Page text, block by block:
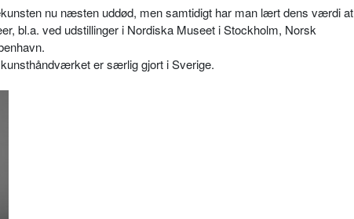
nu næsten uddød, men samtidigt har man lært dens værdi at
bl.a. ved udstillinger i Nordiska Museet i Stockholm, Norsk
er særlig gjort i Sverige.